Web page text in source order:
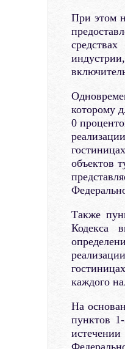
При этом
которому
0
объектов
Также
Кодекса
каждого
На
пунктов